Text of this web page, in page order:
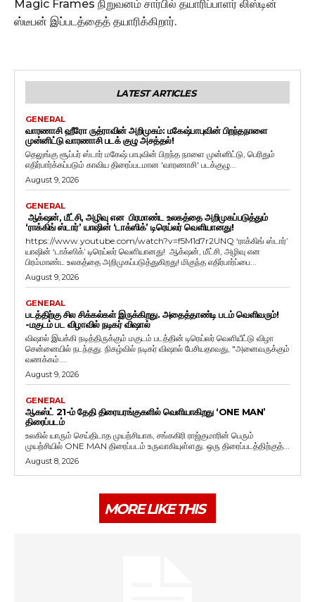
Magic Frames நிறுவனம் சார்பில் தயாரிப்பாளர் லிஸ்டின்
ஸ்டீபன் இப்படத்தைத் தயாரிக்கிறார்.
LATEST ARTICLES
GENERAL
வாரணாசி ஹீரோ ருத்ராவின் அறிமுகம்: மகேஷ்பாபுவின் பிறந்தநாளை
முன்னிட்டு வாரணாசி படக் குழு அசத்தல்!
தெலுங்கு சூப்பர் ஸ்டார் மகேஷ் பாபுவின் பிறந்த நாளை முன்னிட்டு, பெரிதும்
எதிர்பார்க்கப்படும் காவிய திரைப்படமான 'வாரணாசி' படக்குழு...
August 9, 2026
GENERAL
ஆக்‌ஷன், மீட்சி, அழிவு என பிரமாண்ட உலகத்தை அறிமுகப்படுத்தும்
‘ராக்கிங் ஸ்டார்’ யாஷின் ‘டாக்ஸிக்’ டிரெய்லர் வெளியானது!
https://www.youtube.com/watch?v=f5M1d7r2UNQ ‘ராக்கிங் ஸ்டார்’
யாஷின் ‘டாக்ஸிக்’ டிரெய்லர் வெளியானது! ஆக்‌ஷன், மீட்சி, அழிவு என
பிரம்மாண்ட உலகத்தை அறிமுகப்படுத்துகிறது! மிகுந்த எதிர்பார்ப்பை...
August 9, 2026
GENERAL
படத்திற்கு சில சிக்கல்கள் இருக்கிறது. அதைத்தாண்டி படம் வெளிவரும்!
-மகுடம் பட விழாவில் நடிகர் விஷால்
விஷால் இயக்கி நடித்திருக்கும் மகுடம் படத்தின் டிரெய்லர் வெளியீட்டு விழா
சென்னையில் நடந்தது. நிகழ்வில் நடிகர் விஷால் பேசியதாவது, "அனைவருக்கும்
வணக்கம்....
August 9, 2026
GENERAL
ஆகஸ்ட் 21-ம் தேதி திரையரங்குகளில் வெளியாகிறது ‘ONE MAN’
திரைப்படம்
உலகில் யாரும் செய்திடாத முயற்சியாக, சங்ககிரி ராஜ்குமாரின் பெரும்
முயற்சியில் ONE MAN திரைப்படம் உருவாகியுள்ளது. ஒரு திரைப்படத்திற்குத்...
August 8, 2026
MORE LIKE THIS